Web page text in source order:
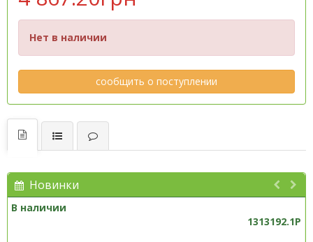
Нет в наличии
сообщить о поступлении
Новинки
В наличии
1313192.1P